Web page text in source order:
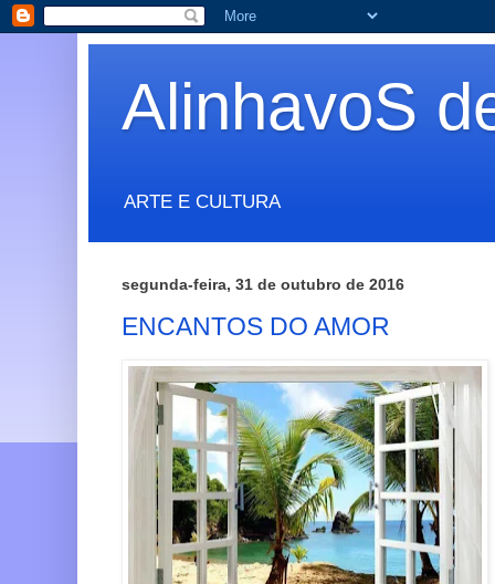
AlinhavoS
ARTE E CULTURA
segunda-feira, 31 de outubro de 2016
ENCANTOS DO AMOR